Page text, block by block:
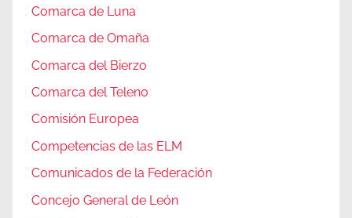
Comarca de Luna
Comarca de Omaña
Comarca del Bierzo
Comarca del Teleno
Comisión Europea
Competencias de las ELM
Comunicados de la Federación
Concejo General de León